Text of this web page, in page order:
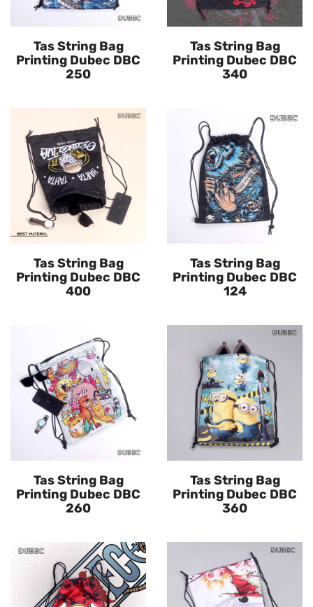
Tas String Bag
Printing Dubec DBC
250
Tas String Bag
Printing Dubec DBC
340
Tas String Bag
Printing Dubec DBC
400
Tas String Bag
Printing Dubec DBC
124
Tas String Bag
Printing Dubec DBC
260
Tas String Bag
Printing Dubec DBC
360